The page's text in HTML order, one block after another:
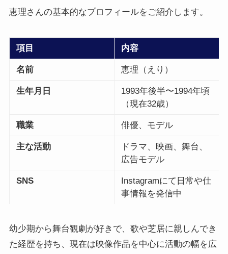
恵理さんの基本的なプロフィールをご紹介します。
項目 内容
名前 恵理（えり）
生年月日
1993年後半〜1994年頃
（現在32歳）
職業 俳優、モデル
主な活動
ドラマ、映画、舞台、
広告モデル
SNS
Instagramにて日常や仕
事情報を発信中
幼少期から舞台観劇が好きで、歌や芝居に親しんでき
た経歴を持ち、現在は映像作品を中心に活動の幅を広